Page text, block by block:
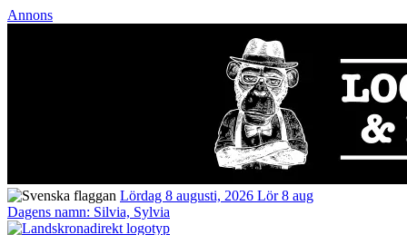
Annons
Lördag 8 augusti, 2026 Lör 8 aug
Dagens namn: Silvia, Sylvia